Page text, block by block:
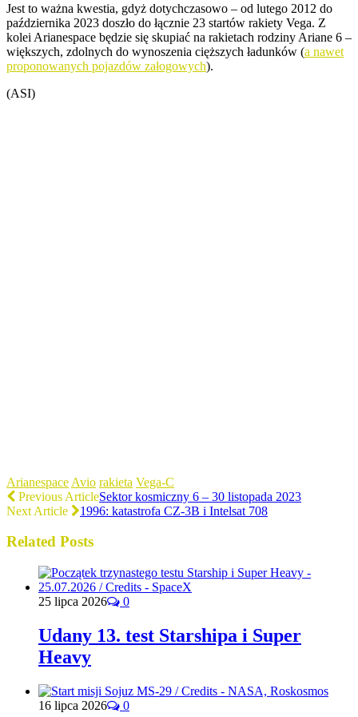
Jest to ważna kwestia, gdyż dotychczasowo – od lutego 2012 do
października 2023 doszło do łącznie 23 startów rakiety Vega. Z
kolei Arianespace będzie się skupiać na rakietach rodziny Ariane 6 –
większych, zdolnych do wynoszenia cięższych ładunków (a nawet
proponowanych pojazdów załogowych).
(ASI)
Arianespace Avio rakieta Vega-C
Previous ArticleSektor kosmiczny 6 – 30 listopada 2023
Next Article
1996: katastrofa CZ-3B i Intelsat 708
Related Posts
25 lipca 2026 0
Udany 13. test Starshipa i Super
Heavy
16 lipca 2026 0